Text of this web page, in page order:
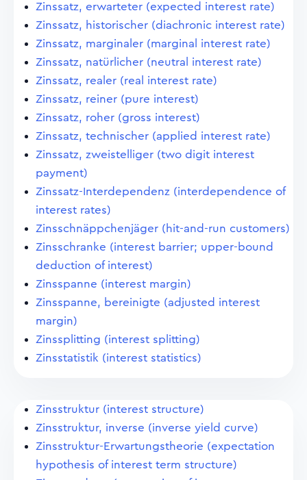
Zinssatz, erwarteter (expected interest rate)
Zinssatz, historischer (diachronic interest rate)
Zinssatz, marginaler (marginal interest rate)
Zinssatz, natürlicher (neutral interest rate)
Zinssatz, realer (real interest rate)
Zinssatz, reiner (pure interest)
Zinssatz, roher (gross interest)
Zinssatz, technischer (applied interest rate)
Zinssatz, zweistelliger (two digit interest
payment)
Zinssatz-Interdependenz (interdependence of
interest rates)
Zinsschnäppchenjäger (hit-and-run customers)
Zinsschranke (interest barrier; upper-bound
deduction of interest)
Zinsspanne (interest margin)
Zinsspanne, bereinigte (adjusted interest
margin)
Zinssplitting (interest splitting)
Zinsstatistik (interest statistics)
Zinsstruktur (interest structure)
Zinsstruktur, inverse (inverse yield curve)
Zinsstruktur-Erwartungstheorie (expectation
hypothesis of interest term structure)